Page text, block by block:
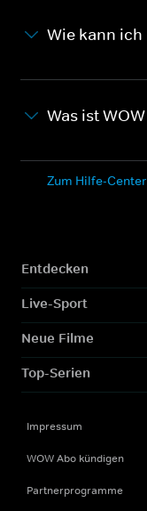
Wie kann
Was ist
Zum Hilfe-
Entdecken
Live-Sport
Neue Filme
Top-Serien
Impressum
WOW Abo kündigen
Partnerprogramme